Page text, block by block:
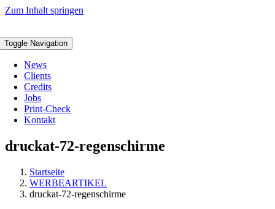
Zum Inhalt springen
Toggle Navigation
News
Clients
Credits
Jobs
Print-Check
Kontakt
druckat-72-regenschirme
Startseite
WERBEARTIKEL
druckat-72-regenschirme